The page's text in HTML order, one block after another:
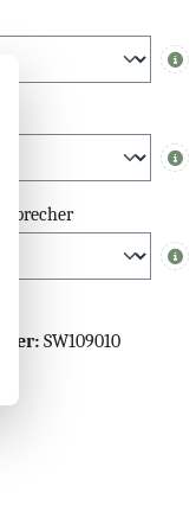
Info
Info
Info
SW109010